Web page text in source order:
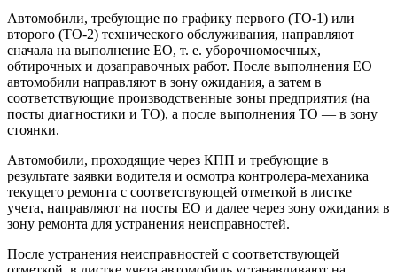
Автомобили, требующие по графику первого (ТО-1) или
второго (ТО-2) технического обслуживания, направляют
сначала на выполнение ЕО, т. е. уборочномоечных,
обтирочных и дозаправочных работ. После выполнения ЕО
автомобили направляют в зону ожидания, а затем в
соответствующие производственные зоны предприятия (на
посты диагностики и ТО), а после выполнения ТО — в зону
стоянки.
Автомобили, проходящие через КПП и требующие в
результате заявки водителя и осмотра контролера-механика
текущего ремонта с соответствующей отметкой в листке
учета, направляют на посты ЕО и далее через зону ожидания в
зону ремонта для устранения неисправностей.
После устранения неисправностей с соответствующей